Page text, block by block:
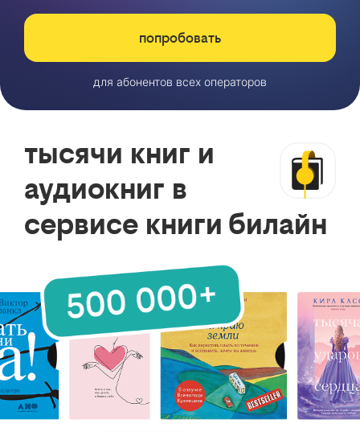
попробовать
для абонентов всех операторов
тысячи книг и
аудиокниг в
сервисе книги билайн